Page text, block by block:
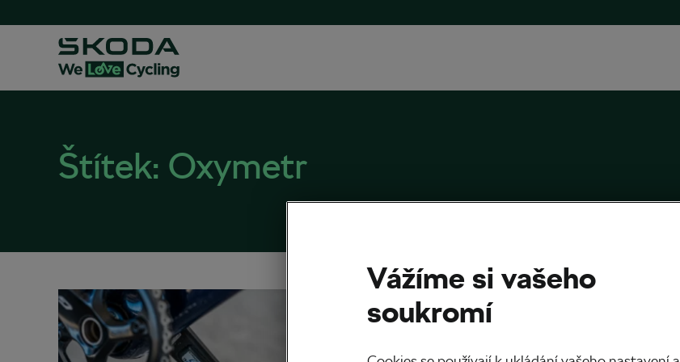
Štítek: Oxymetr
Wattmetr, oxymetr, senzor kadence a další
pomocníci. Jak získat extra porci dat?
Rady & tipy
Vážíme si vašeho
soukromí